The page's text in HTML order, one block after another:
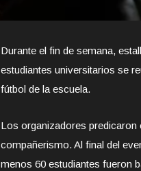
Durante el fin de semana,
estudiantes universitarios se
fútbol de la escuela.
Los organizadores predicaron
compañerismo. Al final del
menos 60 estudiantes fueron